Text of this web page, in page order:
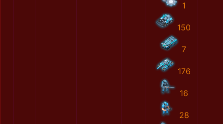
1
150
7
176
16
28